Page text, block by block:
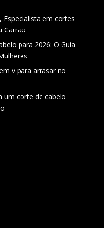
Especialista em cortes
Carrão
para 2026: O Guia
v para arrasar no
um corte de cabelo